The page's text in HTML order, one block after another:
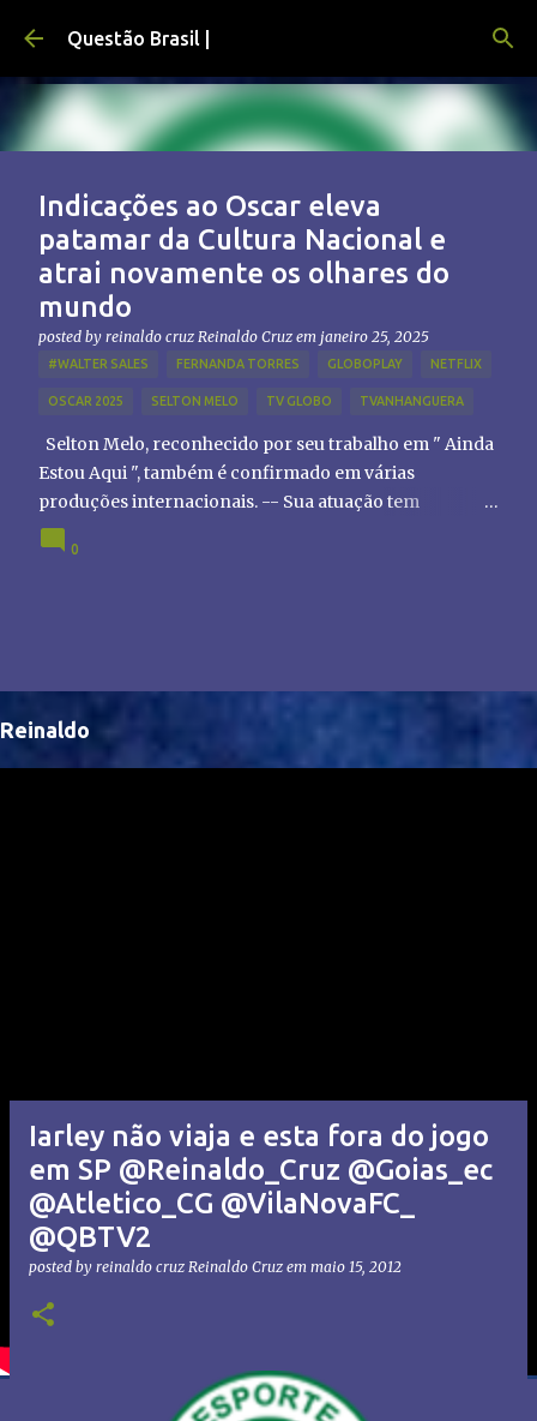
Pular para o conteúdo principal
Questão Brasil |
Indicações ao Oscar eleva
patamar da Cultura Nacional e
atrai novamente os olhares do
mundo
posted by reinaldo cruz Reinaldo Cruz em janeiro 25, 2025
#WALTER SALES FERNANDA TORRES GLOBOPLAY NETFLIX
OSCAR 2025 SELTON MELO TV GLOBO TVANHANGUERA
Selton Melo, reconhecido por seu trabalho em " Ainda
Estou Aqui ", também é confirmado em várias
produções internacionais. -- Sua atuação tem
chamado atenção de diretores e produtores fora do
Brasil, abrindo portas para novas oportunidades no
0
Reinaldo
Iarley não viaja e esta fora do jogo
em SP @Reinaldo_Cruz @Goias_ec
@Atletico_CG @VilaNovaFC_
@QBTV2
posted by reinaldo cruz Reinaldo Cruz em maio 15, 2012